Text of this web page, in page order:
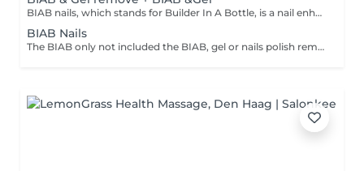
BIAB nails, which stands for Builder In A Bottle, is a nail enhancement technique in which a gel is applied on the nails, in order to strengthen and usually add length to them, although it can also be used as an overlay. This gel, as opposed to traditional builder gel, comes in a small bottle and is applied similarly to traditional nail polish, adding extra layers for added thickness, which in turn protects the natural nails as they grow stronger.
BIAB Nails
The BIAB only not included the BIAB, gel or nails polish removal.